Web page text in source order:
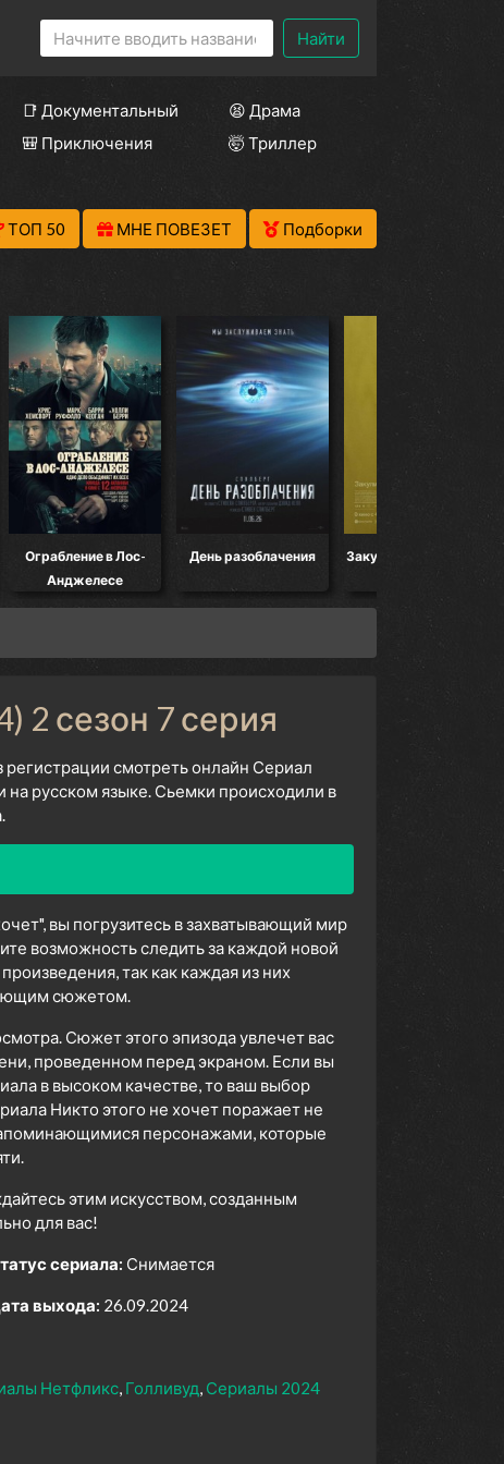
Найти
📑 Документальный
😫 Драма
🎒 Приключения
🤯 Триллер
ТОП 50 МНЕ ПОВЕЗЕТ Подборки
в Лос-
Анджелесе
День разоблачения Закулисье реальности
2 сезон 7 серия
регистрации смотреть онлайн Сериал
на русском языке. Сьемки происходили в
вы погрузитесь в захватывающий мир
возможность следить за каждой новой
так как каждая из них
сюжетом.
Сюжет этого эпизода увлечет вас
проведенном перед экраном. Если вы
в высоком качестве, то ваш выбор
Никто этого не хочет поражает не
персонажами, которые
этим искусством, созданным
для вас!
сериала: Снимается
выхода: 26.09.2024
Нетфликс Голливуд Сериалы 2024